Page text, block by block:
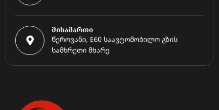
მისამართი
წეროვანი, E60 საავტომობილო გზის
სამხრეთი მხარე